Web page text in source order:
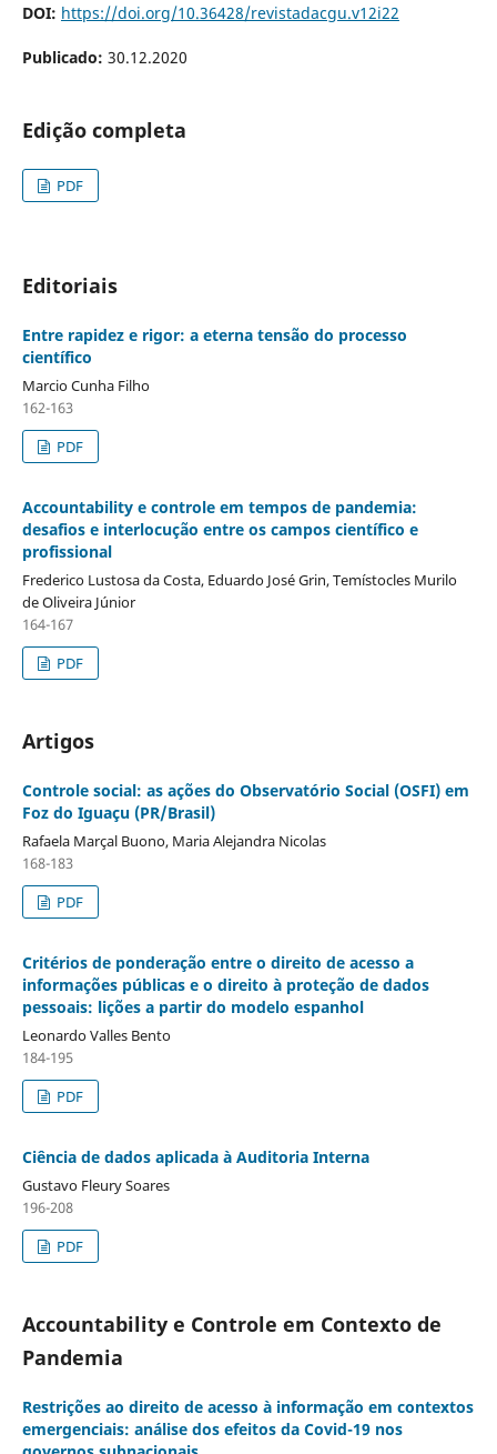
DOI: https://doi.org/10.36428/revistadacgu.v12i22
Publicado: 30.12.2020
Edição completa
PDF
Editoriais
Entre rapidez e rigor: a eterna tensão do processo
científico
Marcio Cunha Filho
162-163
PDF
Accountability e controle em tempos de pandemia:
desafios e interlocução entre os campos científico e
profissional
Frederico Lustosa da Costa, Eduardo José Grin, Temístocles Murilo
de Oliveira Júnior
164-167
PDF
Artigos
Controle social: as ações do Observatório Social (OSFI) em
Foz do Iguaçu (PR/Brasil)
Rafaela Marçal Buono, Maria Alejandra Nicolas
168-183
PDF
Critérios de ponderação entre o direito de acesso a
informações públicas e o direito à proteção de dados
pessoais: lições a partir do modelo espanhol
Leonardo Valles Bento
184-195
PDF
Ciência de dados aplicada à Auditoria Interna
Gustavo Fleury Soares
196-208
PDF
Accountability e Controle em Contexto de
Pandemia
Restrições ao direito de acesso à informação em contextos
emergenciais: análise dos efeitos da Covid-19 nos